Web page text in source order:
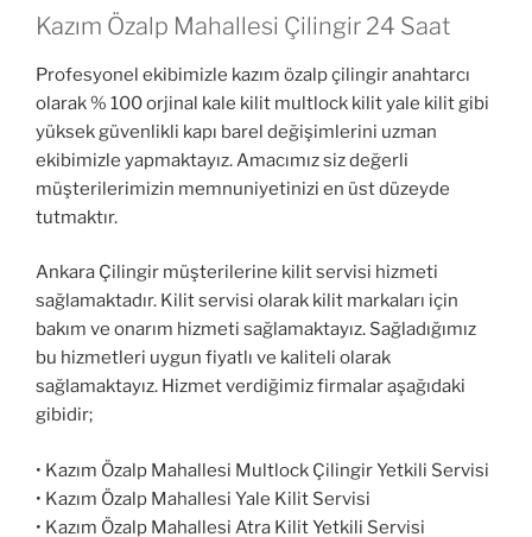
Kazım Özalp Mahallesi Çilingir 24 Saat
Profesyonel ekibimizle kazım özalp çilingir anahtarcı
olarak % 100 orjinal kale kilit multlock kilit yale kilit gibi
yüksek güvenlikli kapı barel değişimlerini uzman
ekibimizle yapmaktayız. Amacımız siz değerli
müşterilerimizin memnuniyetinizi en üst düzeyde
tutmaktır.
Ankara Çilingir müşterilerine kilit servisi hizmeti
sağlamaktadır. Kilit servisi olarak kilit markaları için
bakım ve onarım hizmeti sağlamaktayız. Sağladığımız
bu hizmetleri uygun fiyatlı ve kaliteli olarak
sağlamaktayız. Hizmet verdiğimiz firmalar aşağıdaki
gibidir;
• Kazım Özalp Mahallesi Multlock Çilingir Yetkili Servisi
• Kazım Özalp Mahallesi Yale Kilit Servisi
• Kazım Özalp Mahallesi Atra Kilit Yetkili Servisi